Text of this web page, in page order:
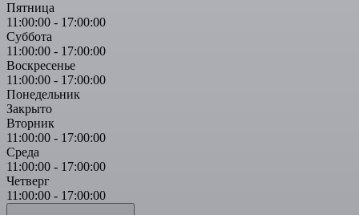
Пятница
11:00:00 - 17:00:00
Суббота
11:00:00 - 17:00:00
Воскресенье
11:00:00 - 17:00:00
Понедельник
Закрыто
Вторник
11:00:00 - 17:00:00
Среда
11:00:00 - 17:00:00
Четверг
11:00:00 - 17:00:00